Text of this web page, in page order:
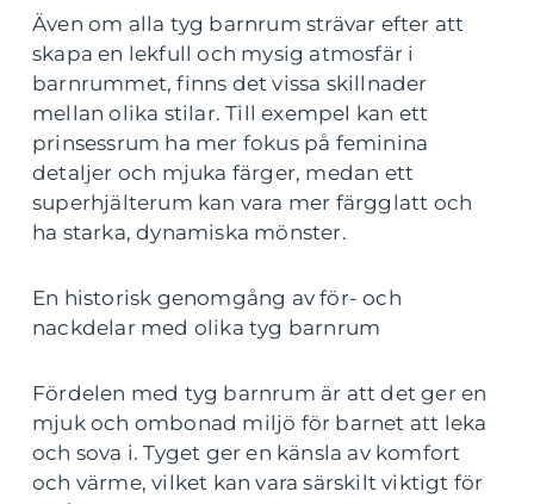
Även om alla tyg barnrum strävar efter att
skapa en lekfull och mysig atmosfär i
barnrummet, finns det vissa skillnader
mellan olika stilar. Till exempel kan ett
prinsessrum ha mer fokus på feminina
detaljer och mjuka färger, medan ett
superhjälterum kan vara mer färgglatt och
ha starka, dynamiska mönster.
En historisk genomgång av för- och
nackdelar med olika tyg barnrum
Fördelen med tyg barnrum är att det ger en
mjuk och ombonad miljö för barnet att leka
och sova i. Tyget ger en känsla av komfort
och värme, vilket kan vara särskilt viktigt för